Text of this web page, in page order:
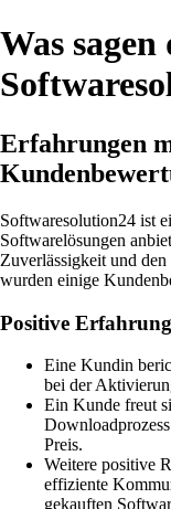
Was
Erfahrungen
Softwaresolution24 ist
Softwarelösungen
Zuverlässigkeit und
wurden einige
Positive
Eine Kundin
bei der
Ein Kunde freut
Preis.
Weitere positive
effiziente
gekauften